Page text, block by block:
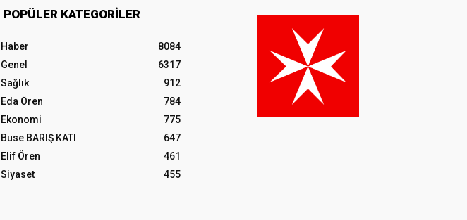
POPÜLER KATEGORILER
Haber
8084
Genel
6317
Sağlık
912
Eda Ören
784
Ekonomi
775
Buse BARIŞ KATI
647
Elif Ören
461
Siyaset
455